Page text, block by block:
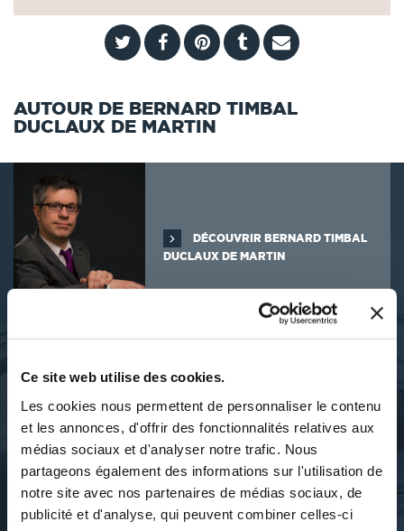
Ce site web utilise des cookies.
Les cookies nous permettent de personnaliser le contenu
et les annonces, d'offrir des fonctionnalités relatives aux
médias sociaux et d'analyser notre trafic. Nous
partageons également des informations sur l'utilisation de
notre site avec nos partenaires de médias sociaux, de
publicité et d'analyse, qui peuvent combiner celles-ci
AUTOUR DE BERNARD TIMBAL
DUCLAUX DE MARTIN
DÉCOUVRIR BERNARD TIMBAL
DUCLAUX DE MARTIN
À PROPOS DE L'AUTEUR
Bernard TIMBAL DUCLAUX de MARTIN évolue dans le
domaine de l’informatique décisionnelle et de la Business
Intelligence comme consultant depuis plus de 25 ans. Il a réalisé
de nombreuses missions de longue durée chez de grands comptes
du domaine de la banque, de la finance, de l’industrie et de
l’assurance. Il y a réalisé l’installation, l’administration, la
maintenance ou le développement sur des plateformes SAP